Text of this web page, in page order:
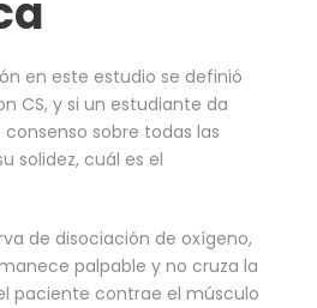
en este estudio se definió
CS, y si un estudiante da
sobre todas las
solidez, cuál es el
de disociación de oxígeno,
palpable y no cruza la
paciente contrae el músculo